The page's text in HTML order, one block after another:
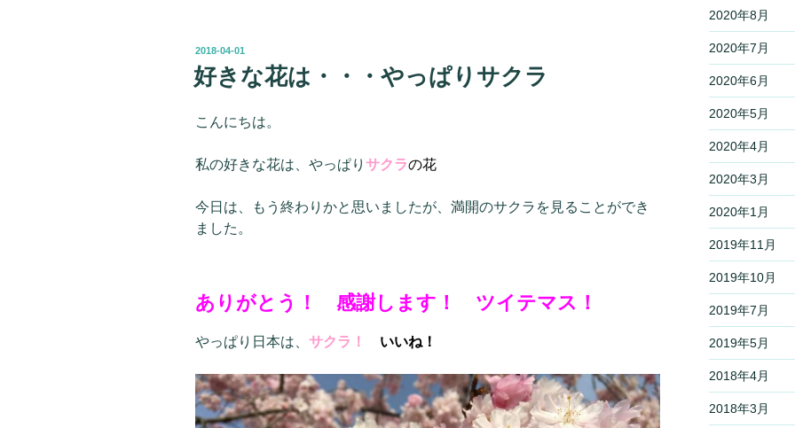
投
稿
日:
2018-04-01
好きな花は・・・やっぱりサクラ
こんにちは。
私の好きな花は、やっぱり サクラの花
今日は、もう終わりかと思いましたが、満開のサクラを見ることができ
ました。
ありがとう！ 感謝します！ ツイテマス！
やっぱり日本は、 サクラ！ いいね！
2020年8月
2020年7月
2020年6月
2020年5月
2020年4月
2020年3月
2020年1月
2019年11月
2019年10月
2019年7月
2019年5月
2018年4月
2018年3月